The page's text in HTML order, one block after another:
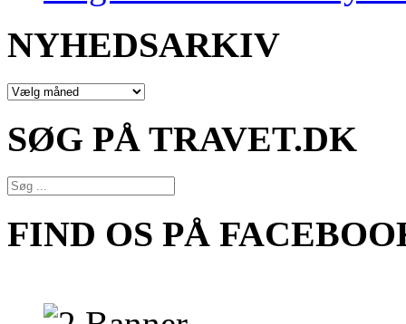
NYHEDSARKIV
NYHEDSARKIV
SØG PÅ TRAVET.DK
FIND OS PÅ